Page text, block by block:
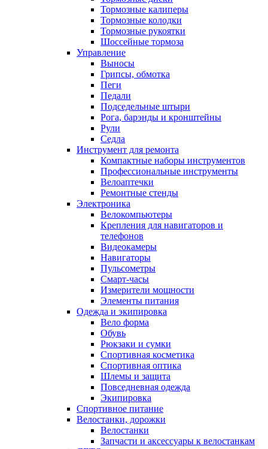
Тормозные калиперы
Тормозные колодки
Тормозные рукоятки
Шоссейные тормоза
Управление
Выносы
Грипсы, обмотка
Пеги
Педали
Подседельные штыри
Рога, барэнды и кронштейны
Рули
Седла
Инструмент для ремонта
Компактные наборы инструментов
Профессиональные инструменты
Велоаптечки
Ремонтные стенды
Электроника
Велокомпьютеры
Крепления для навигаторов и
телефонов
Видеокамеры
Навигаторы
Пульсометры
Смарт-часы
Измерители мощности
Элементы питания
Одежда и экипировка
Вело форма
Обувь
Рюкзаки и сумки
Спортивная косметика
Спортивная оптика
Шлемы и защита
Повседневная одежда
Экипировка
Спортивное питание
Велостанки, дорожки
Велостанки
Запчасти и аксессуары к велостанкам